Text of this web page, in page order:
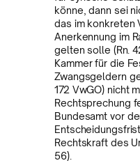
könne, dann sei
das im konkreten
Anerkennung im
gelten solle (Rn.
Kammer für die
Zwangsgeldern
172 VwGO) nicht
Rechtsprechung
Bundesamt vor
Rechtskraft des
56).